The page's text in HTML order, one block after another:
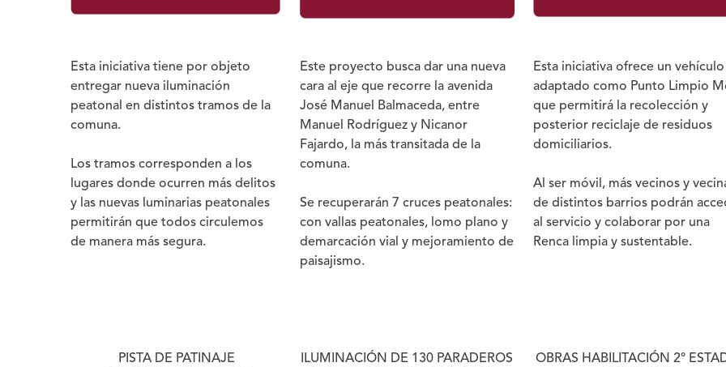
Esta iniciativa tiene por objeto
entregar nueva iluminación
peatonal en distintos tramos de la
comuna.
Los tramos corresponden a los
lugares donde ocurren más delitos
y las nuevas luminarias peatonales
permitirán que todos circulemos
de manera más segura.
Este proyecto busca dar una nueva
cara al eje que recorre la avenida
José Manuel Balmaceda, entre
Manuel Rodríguez y Nicanor
Fajardo, la más transitada de la
comuna.
Se recuperarán 7 cruces peatonales:
con vallas peatonales, lomo plano y
demarcación vial y mejoramiento de
paisajismo.
Esta iniciativa ofrece un vehículo
adaptado como Punto Limpio
que permitirá la recolección y
posterior reciclaje de residuos
domiciliarios.
Al ser móvil, más vecinos y
de distintos barrios podrán
al servicio y colaborar por una
Renca limpia y sustentable.
PISTA DE PATINAJE
ILUMINACIÓN DE 130 PARADEROS
OBRAS HABILITACIÓN 2°